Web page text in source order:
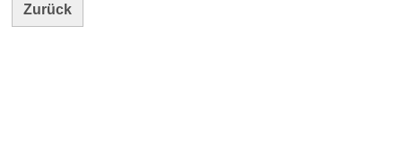
Zurück